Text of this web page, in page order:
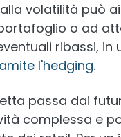
volatilità può
o ad
ribassi, in
l'hedging.
passa dai
complessa e